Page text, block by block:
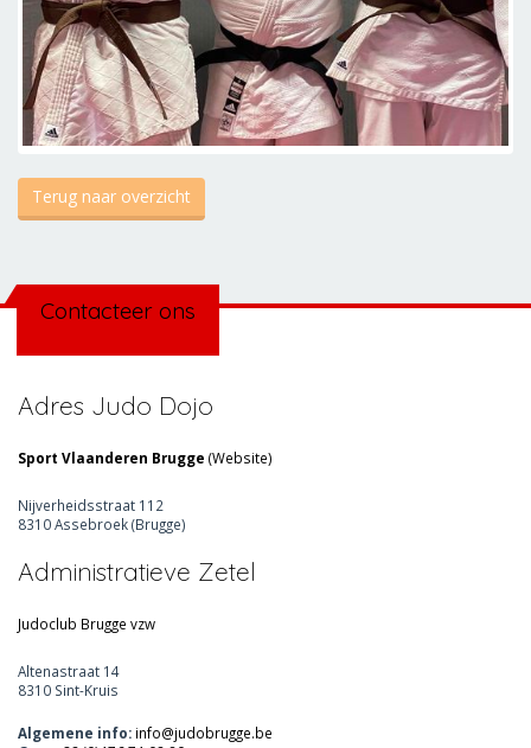
Terug naar overzicht
Contacteer ons
Adres Judo Dojo
Sport Vlaanderen Brugge (Website)
Nijverheidsstraat 112
8310 Assebroek (Brugge)
Administratieve Zetel
Judoclub Brugge vzw
Altenastraat 14
8310 Sint-Kruis
Algemene info: info@judobrugge.be